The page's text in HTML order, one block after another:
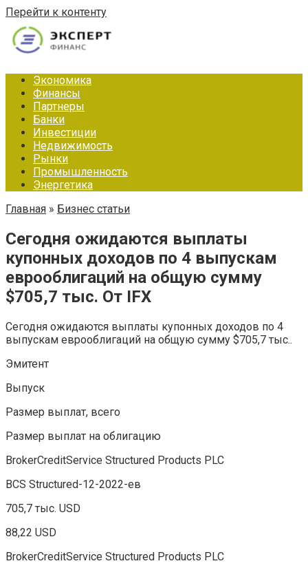
Перейти к контенту
Экономика
Финансы
Партнеры
Банки
Инвестиции
Недвижимость
Рынки
Промышленность
Энергетика
Главная » Бизнес статьи
Сегодня ожидаются выплаты
купонных доходов по 4 выпускам
еврооблигаций на общую сумму
$705,7 тыс. От IFX
Сегодня ожидаются выплаты купонных доходов по 4
выпускам еврооблигаций на общую сумму $705,7 тыс..
Эмитент
Выпуск
Размер выплат, всего
Размер выплат на облигацию
BrokerCreditService Structured Products PLC
BCS Structured-12-2022-ев
705,7 тыс. USD
88,22 USD
BrokerCreditService Structured Products PLC